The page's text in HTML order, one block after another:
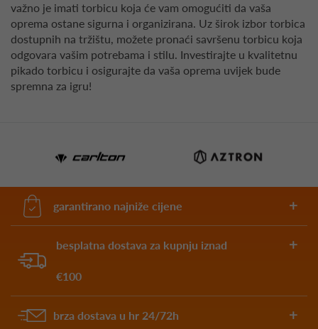
važno je imati torbicu koja će vam omogućiti da vaša
oprema ostane sigurna i organizirana. Uz širok izbor torbica
dostupnih na tržištu, možete pronaći savršenu torbicu koja
odgovara vašim potrebama i stilu. Investirajte u kvalitetnu
pikado torbicu i osigurajte da vaša oprema uvijek bude
spremna za igru!
garantirano najniže cijene
besplatna dostava za kupnju iznad
€100
brza dostava u hr 24/72h